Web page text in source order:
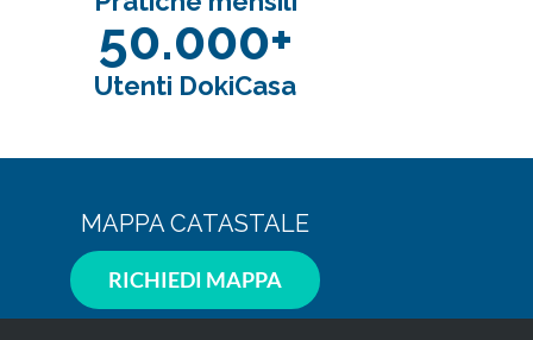
50.000+
Utenti DokiCasa
MAPPA CATASTALE
RICHIEDI MAPPA